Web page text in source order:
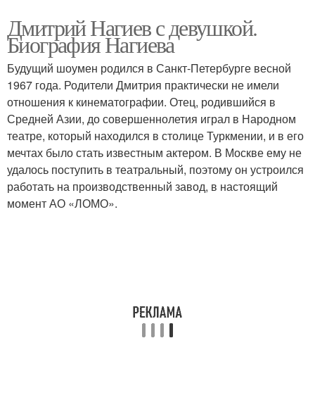
Дмитрий Нагиев с девушкой.
Биография Нагиева
Будущий шоумен родился в Санкт-Петербурге весной
1967 года. Родители Дмитрия практически не имели
отношения к кинематографии. Отец, родившийся в
Средней Азии, до совершеннолетия играл в Народном
театре, который находился в столице Туркмении, и в его
мечтах было стать известным актером. В Москве ему не
удалось поступить в театральный, поэтому он устроился
работать на производственный завод, в настоящий
момент АО «ЛОМО».